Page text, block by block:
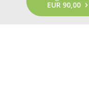
EUR 90,00